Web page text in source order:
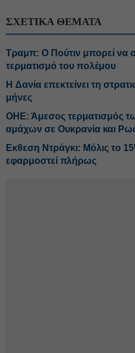
ΣΧΕΤΙΚΑ ΘΕΜΑΤΑ
Τραμπ: Ο Πούτιν μπορεί να
τερματισμό του πολέμου
H Δανία επεκτείνει τη
μήνες
ΟΗΕ: Άμεσος τερματισμός
αμάχων σε Ουκρανία και
Εκθεση Ντράγκι: Μόλις το
εφαρμοστεί πλήρως